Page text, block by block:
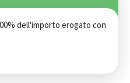
dell'importo erogato con